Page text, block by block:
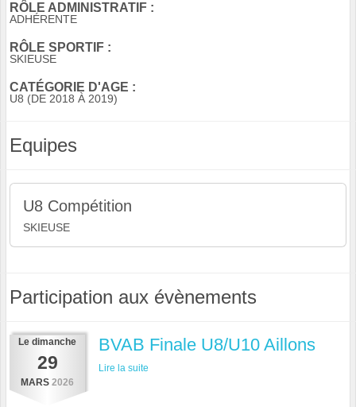
RÔLE ADMINISTRATIF :
ADHÉRENTE
RÔLE SPORTIF :
SKIEUSE
CATÉGORIE D'AGE :
U8 (DE 2018 À 2019)
Equipes
U8 Compétition
SKIEUSE
Participation aux évènements
Le dimanche
29
MARS 2026
BVAB Finale U8/U10 Aillons
Lire la suite